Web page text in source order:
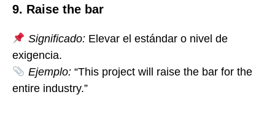
9. Raise the bar
Significado:Elevar el estándar o nivel de
exigencia.
Ejemplo:“This project will raise the bar for the
entire industry.”